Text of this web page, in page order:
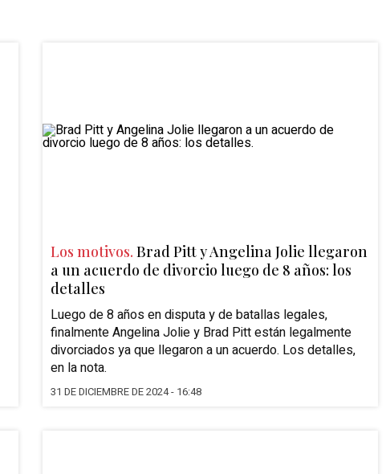
Los motivos. Brad Pitt y Angelina Jolie llegaron
a un acuerdo de divorcio luego de 8 años: los
detalles
Luego de 8 años en disputa y de batallas legales,
finalmente Angelina Jolie y Brad Pitt están legalmente
divorciados ya que llegaron a un acuerdo. Los detalles,
en la nota.
31 DE DICIEMBRE DE 2024 - 16:48